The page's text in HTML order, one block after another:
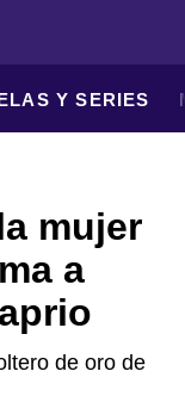
Y SERIES
mujer
a
de oro de